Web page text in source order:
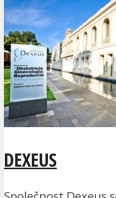
DEXEUS